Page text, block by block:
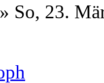
» So, 23.